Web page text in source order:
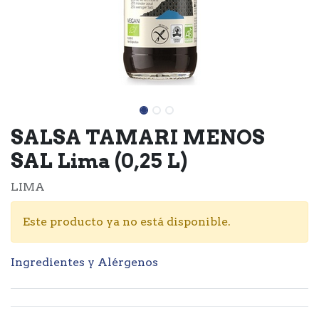
SALSA TAMARI MENOS
SAL Lima (0,25 L)
LIMA
Este producto ya no está disponible.
Ingredientes y Alérgenos